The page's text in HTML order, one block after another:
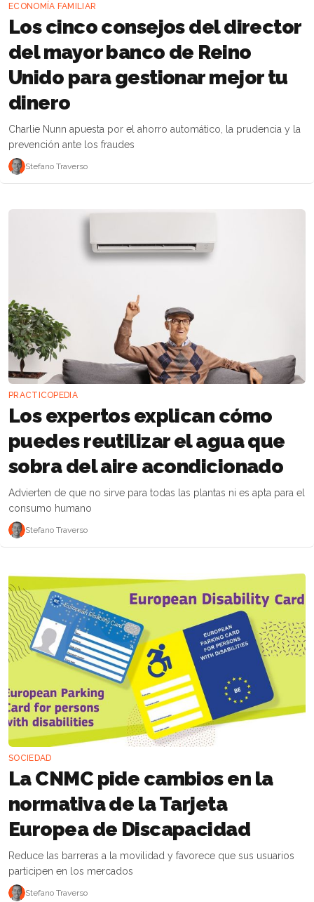
ECONOMÍA FAMILIAR
Los cinco consejos del director
del mayor banco de Reino
Unido para gestionar mejor tu
dinero
Charlie Nunn apuesta por el ahorro automático, la prudencia y la
prevención ante los fraudes
Stefano Traverso
PRACTICOPEDIA
Los expertos explican cómo
puedes reutilizar el agua que
sobra del aire acondicionado
Advierten de que no sirve para todas las plantas ni es apta para el
consumo humano
Stefano Traverso
SOCIEDAD
La CNMC pide cambios en la
normativa de la Tarjeta
Europea de Discapacidad
Reduce las barreras a la movilidad y favorece que sus usuarios
participen en los mercados
Stefano Traverso